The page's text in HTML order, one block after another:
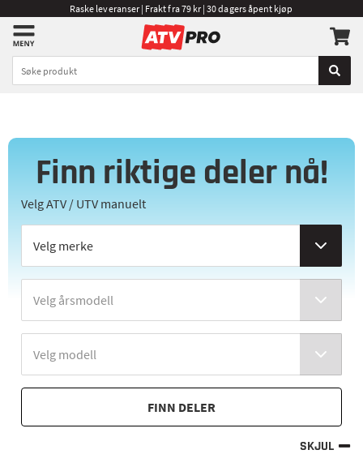
Raske leveranser | Frakt fra 79 kr | 30 dagers åpent kjøp
Finn riktige deler nå!
Velg ATV / UTV manuelt
FINN DELER
SKJUL